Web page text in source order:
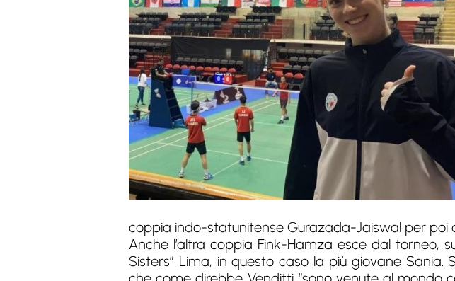
coppia indo-statunitense Gurazada-Jaiswal per poi
Anche l’altra coppia Fink-Hamza esce dal torneo,
Sisters” Lima, in questo caso la più giovane